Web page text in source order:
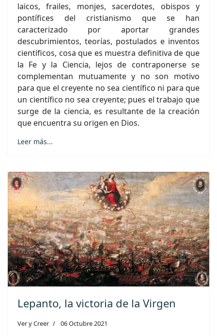
laicos, frailes, monjes, sacerdotes, obispos y
pontífices del cristianismo que se han
caracterizado por aportar grandes
descubrimientos, teorías, postulados e inventos
científicos, cosa que es muestra definitiva de que
la Fe y la Ciencia, lejos de contraponerse se
complementan mutuamente y no son motivo
para que el creyente no sea científico ni para que
un científico no sea creyente; pues el trabajo que
surge de la ciencia, es resultante de la creación
que encuentra su origen en Dios.
Leer más...
Lepanto, la victoria de la Virgen
Ver y Creer 06 Octubre 2021